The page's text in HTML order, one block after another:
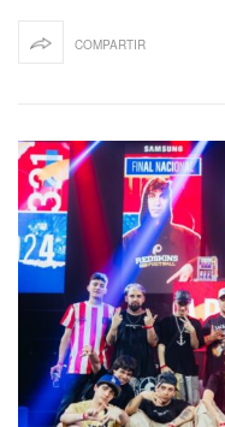
COMPARTIR